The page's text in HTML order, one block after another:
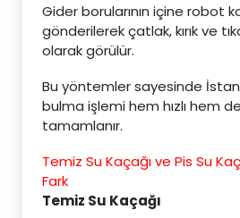
Gider borularının içine robot
gönderilerek çatlak, kırık ve
olarak görülür.
Bu yöntemler sayesinde
bulma işlemi hem hızlı hem
tamamlanır.
Temiz Su Kaçağı ve Pis Su
Fark
Temiz Su Kaçağı